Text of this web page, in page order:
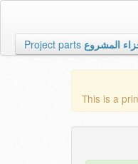
Project parts المشروع
This is a